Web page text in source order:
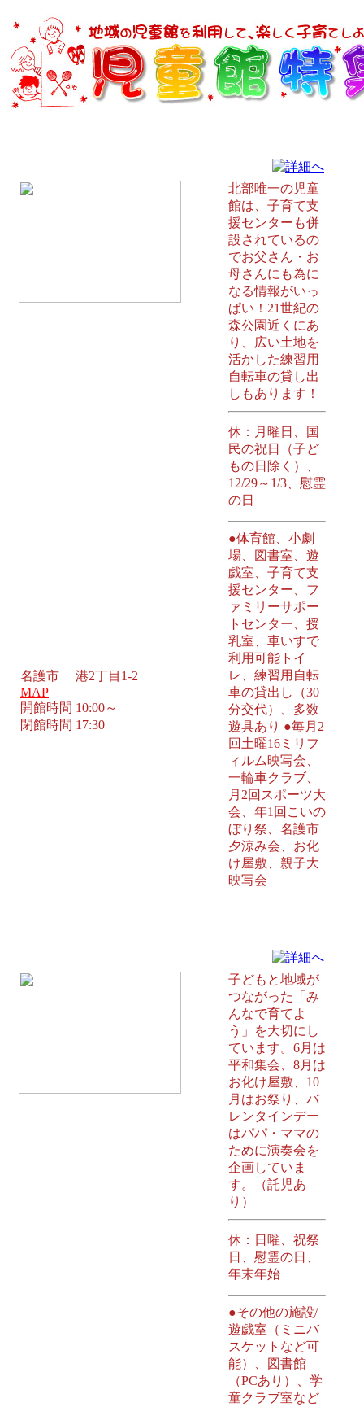
北部唯一の児童
館は、子育て支
援センターも併
設されているの
でお父さん・お
母さんにも為に
なる情報がいっ
ぱい！21世紀の
森公園近くにあ
り、広い土地を
活かした練習用
自転車の貸し出
しもあります！
休：月曜日、国
民の祝日（子ど
もの日除く）、
12/29～1/3、慰霊
の日
名護市 港2丁目1-2
MAP
開館時間 10:00～
閉館時間 17:30
●体育館、小劇
場、図書室、遊
戯室、子育て支
援センター、フ
ァミリーサポー
トセンター、授
乳室、車いすで
利用可能トイ
レ、練習用自転
車の貸出し（30
分交代）、多数
遊具あり ●毎月2
回土曜16ミリフ
ィルム映写会、
一輪車クラブ、
月2回スポーツ大
会、年1回こいの
ぼり祭、名護市
夕涼み会、お化
け屋敷、親子大
映写会
子どもと地域が
つながった「み
んなで育てよ
う」を大切にし
ています。6月は
平和集会、8月は
お化け屋敷、10
月はお祭り、バ
レンタインデー
はパパ・ママの
ために演奏会を
企画していま
す。（託児あ
り）
休：日曜、祝祭
日、慰霊の日、
年末年始
●その他の施設/
遊戯室（ミニバ
スケットなど可
能）、図書館
（PCあり）、学
童クラブ室など